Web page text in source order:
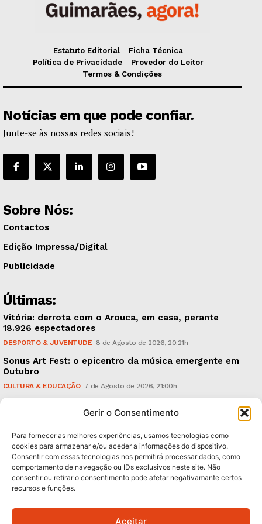
Gerir o Consentimento
Para fornecer as melhores experiências, usamos tecnologias como
cookies para armazenar e/ou aceder a informações do dispositivo.
Consentir com essas tecnologias nos permitirá processar dados, como
comportamento de navegação ou IDs exclusivos neste site. Não
consentir ou retirar o consentimento pode afetar negativamante certos
recursos e funções.
Aceitar
Estatuto Editorial
Ficha Técnica
Política de Privacidade
Provedor do Leitor
Termos & Condições
Notícias em que pode confiar.
Junte-se às nossas redes sociais!
Sobre Nós:
Contactos
Edição Impressa/Digital
Publicidade
Últimas:
Vitória: derrota com o Arouca, em casa, perante
18.926 espectadores
DESPORTO & JUVENTUDE 8 de Agosto de 2026, 20:21h
Sonus Art Fest: o epicentro da música emergente em
Outubro
CULTURA & EDUCAÇÃO 7 de Agosto de 2026, 21:00h
Subscreva Newsletter: